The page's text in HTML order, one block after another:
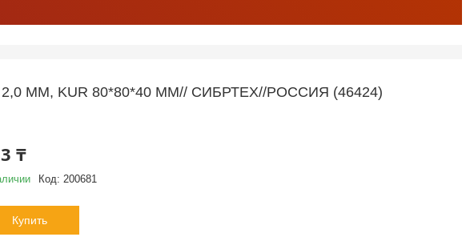
ММ, KUR 80*80*40 ММ// СИБРТЕХ//РОССИЯ (46424)
₸
Код: 200681
Купить